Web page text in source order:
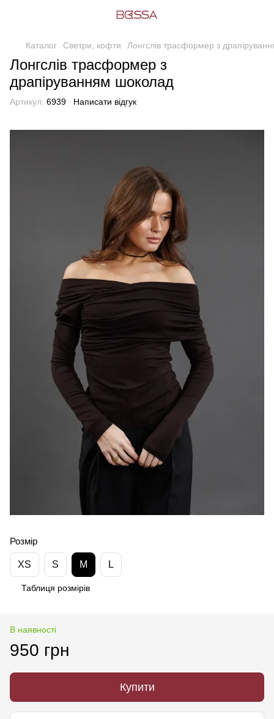
Каталог Светри, кофти Лонгслів трасформер з
Лонгслів трасформер з
драпіруванням шоколад
Артикул: 6939 Написати відгук
Розмір
XS S M L
Таблиця розмірів
В наявності
950 грн
Купити